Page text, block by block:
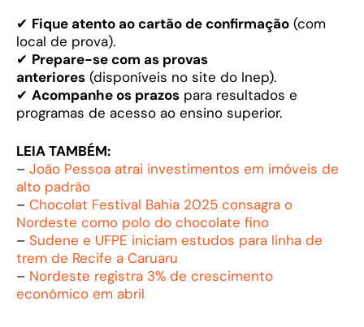
✔ Fique atento ao cartão de confirmação (com
local de prova).
✔ Prepare-se com as provas
anteriores (disponíveis no site do Inep).
✔ Acompanhe os prazos para resultados e
programas de acesso ao ensino superior.
LEIA TAMBÉM:
– João Pessoa atrai investimentos em imóveis de
alto padrão
– Chocolat Festival Bahia 2025 consagra o
Nordeste como polo do chocolate fino
– Sudene e UFPE iniciam estudos para linha de
trem de Recife a Caruaru
– Nordeste registra 3% de crescimento
econômico em abril